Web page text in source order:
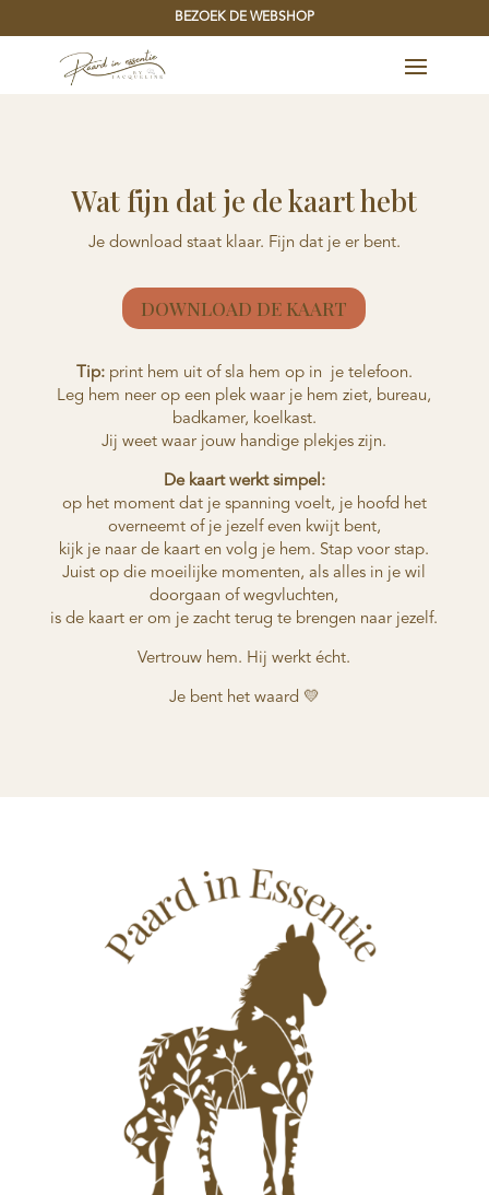
BEZOEK DE WEBSHOP
Wat fijn dat je de kaart hebt
Je download staat klaar. Fijn dat je er bent.
DOWNLOAD DE KAART
Tip:print hem uit of sla hem op in je telefoon.
Leg hem neer op een plek waar je hem ziet, bureau,
badkamer, koelkast.
Jij weet waar jouw handige plekjes zijn.
De kaart werkt simpel:
op het moment dat je spanning voelt, je hoofd het
overneemt of je jezelf even kwijt bent,
kijk je naar de kaart en volg je hem. Stap voor stap.
Juist op die moeilijke momenten, als alles in je wil
doorgaan of wegvluchten,
is de kaart er om je zacht terug te brengen naar jezelf.
Vertrouw hem. Hij werkt écht.
Je bent het waard 💛